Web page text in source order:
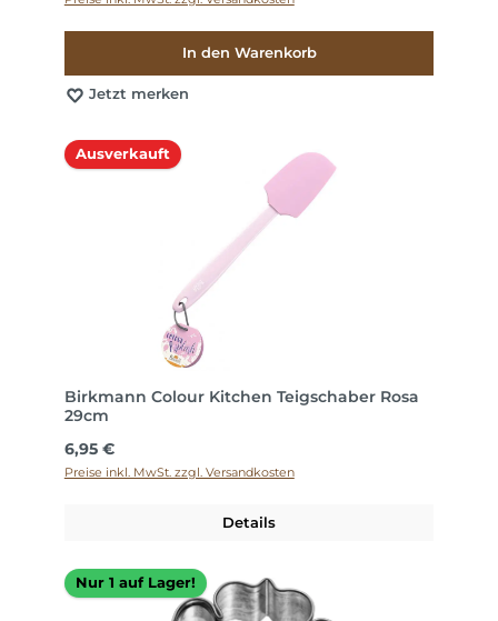
In den Warenkorb
Jetzt merken
Ausverkauft
Birkmann Colour Kitchen Teigschaber Rosa
29cm
Regulärer Preis:
6,95 €
Preise inkl. MwSt. zzgl. Versandkosten
Details
Nur 1 auf Lager!